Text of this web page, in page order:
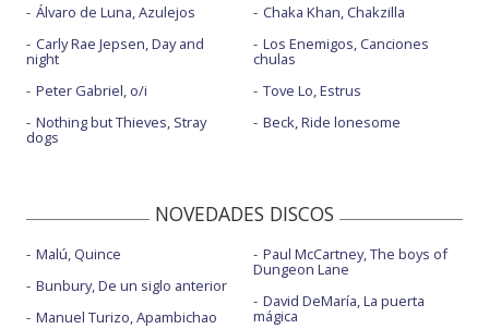
Álvaro de Luna, Azulejos
Carly Rae Jepsen, Day and
night
Peter Gabriel, o/i
Nothing but Thieves, Stray
dogs
Chaka Khan, Chakzilla
Los Enemigos, Canciones
chulas
Tove Lo, Estrus
Beck, Ride lonesome
NOVEDADES DISCOS
Malú, Quince
Bunbury, De un siglo anterior
Manuel Turizo, Apambichao
Paul McCartney, The boys of
Dungeon Lane
David DeMaría, La puerta
mágica